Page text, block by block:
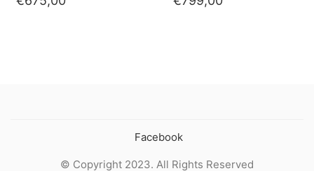
Facebook
© Copyright 2023. All Rights Reserved